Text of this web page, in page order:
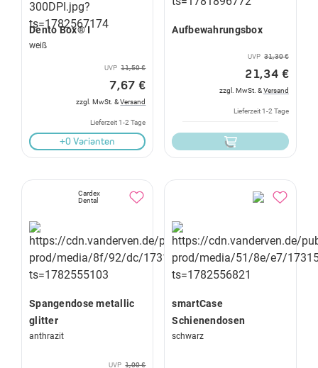
Dento Box® I
weiß
UVP 11,50 €
7,67 €
zzgl. MwSt. &Versand
Lieferzeit 1-2 Tage
+0 Varianten
Aufbewahrungsbox
UVP 31,30 €
21,34 €
zzgl. MwSt. &Versand
Lieferzeit 1-2 Tage
Cardex
Dental
Spangendose metallic
glitter
anthrazit
UVP 1,00 €
smartCase
Schienendosen
schwarz